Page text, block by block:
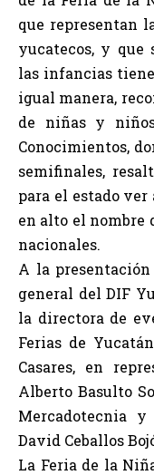
que representan
yucatecos, y que
las infancias
igual manera,
de niñas y
Conocimientos,
semifinales,
para el estado
en alto el nombre
nacionales.
A la
general del DIF
la directora de
Ferias de
Casares, en
Alberto Basulto
Mercadotecnia y
David Ceballos
La Feria de la